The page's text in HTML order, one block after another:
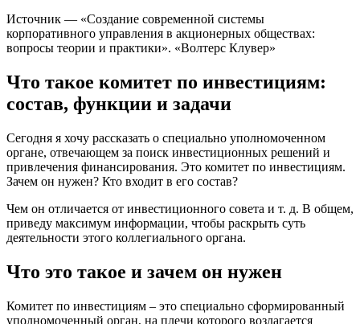
Источник — «Создание современной системы
корпоративного управления в акционерных обществах:
вопросы теории и практики». «Волтерс Клувер»
Что такое комитет по инвестициям:
состав, функции и задачи
Сегодня я хочу рассказать о специально уполномоченном
органе, отвечающем за поиск инвестиционных решений и
привлечения финансирования. Это комитет по инвестициям.
Зачем он нужен? Кто входит в его состав?
Чем он отличается от инвестиционного совета и т. д. В общем,
приведу максимум информации, чтобы раскрыть суть
деятельности этого коллегиального органа.
Что это такое и зачем он нужен
Комитет по инвестициям – это специально сформированный
уполномоченный орган, на плечи которого возлагается